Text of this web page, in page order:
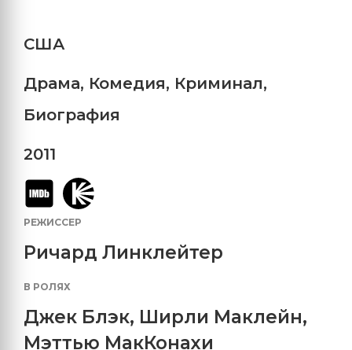
США
Драма, Комедия, Криминал,
Биография
2011
РЕЖИССЕР
Ричард Линклейтер
В РОЛЯХ
Джек Блэк, Ширли Маклейн,
Мэттью МакКонахи